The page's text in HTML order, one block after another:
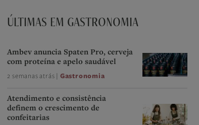
ÚLTIMAS EM GASTRONOMIA
Ambev anuncia Spaten Pro, cerveja
com proteína e apelo saudável
2 semanas atrás | Gastronomia
Atendimento e consistência
definem o crescimento de
confeitarias